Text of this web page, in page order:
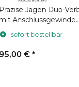
Präzise Jagen Duo-
mit Anschlussgewinde
M52x0,75 (für Hikmicro
Thunder)
sofort bestellbar
95,00 € *